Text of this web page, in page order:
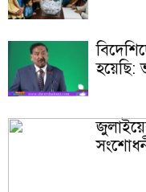
হয়েছি:
সংশোধনী: